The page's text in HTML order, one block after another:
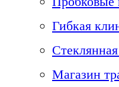
Гибкая
Магазин